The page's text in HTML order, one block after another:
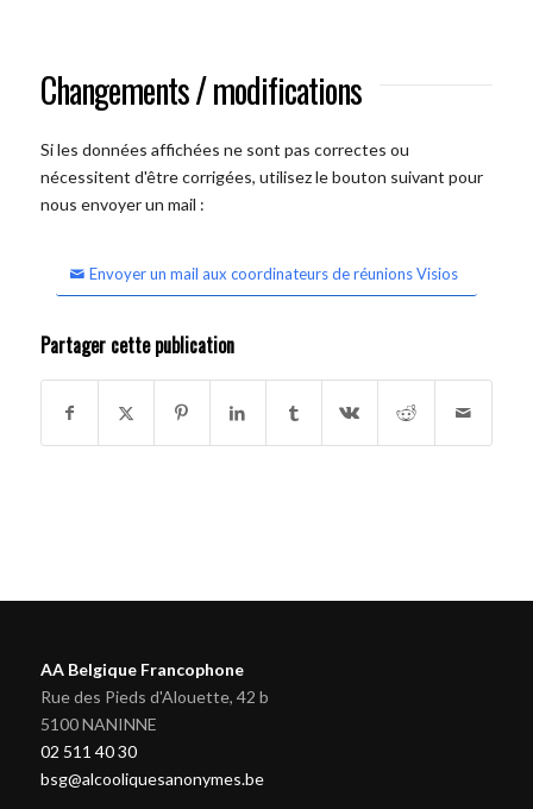
Changements / modifications
Si les données affichées ne sont pas correctes ou
nécessitent d'être corrigées, utilisez le bouton suivant pour
nous envoyer un mail :
Envoyer un mail aux coordinateurs de réunions Visios
Partager cette publication
AA Belgique Francophone
Rue des Pieds d'Alouette, 42 b
5100 NANINNE
02 511 40 30
bsg@alcooliquesanonymes.be